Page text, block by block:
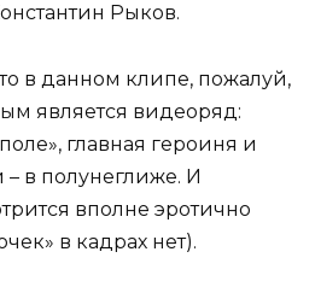
Рыков.
в данном клипе, пожалуй,
является видеоряд:
главная героиня и
в полунеглиже. И
вполне эротично
в кадрах нет).